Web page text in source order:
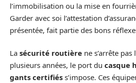
l’immobilisation ou la mise en
Garder avec soi l’attestation
présentée, fait partie des bons
La sécurité routière ne s’arrête pas
plusieurs années, le port du casque
gants certifiés s’impose. Ces